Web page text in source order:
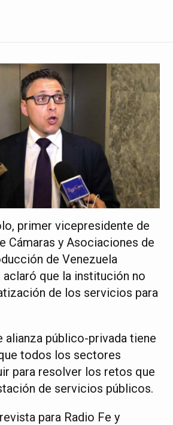
primer vicepresidente de
Cámaras y Asociaciones de
de Venezuela
aclaró que la institución no
de los servicios para
alianza público-privada tiene
todos los sectores
para resolver los retos que
de servicios públicos.
para Radio Fe y